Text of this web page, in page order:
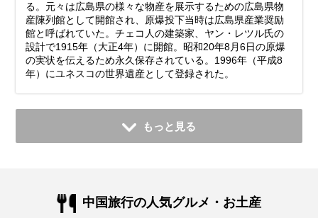
る。元々は広島県の様々な物産を展示するための広島県物
産陳列館として開館され、原爆投下当時は広島県産業奨励
館と呼ばれていた。チェコ人の建築家、ヤン・レツル氏の
設計で1915年（大正4年）に開館。昭和20年8月6日の原爆
の実状を伝えるため永久保存されている。1996年（平成8
年）にユネスコの世界遺産として登録された。
もっと見る
中国旅行の人気グルメ・お土産